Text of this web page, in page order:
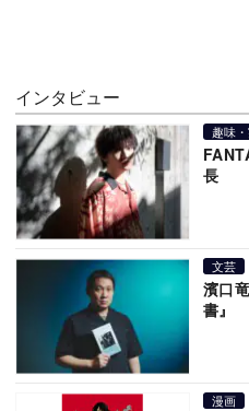
インタビュー
趣味
長
文芸
濱口
書』
漫画